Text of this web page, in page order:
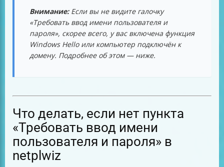
Внимание:Если вы не видите галочку
«Требовать ввод имени пользователя и
пароля», скорее всего, у вас включена функция
Windows Hello или компьютер подключён к
домену. Подробнее об этом — ниже.
Что делать, если нет пункта
«Требовать ввод имени
пользователя и пароля» в
netplwiz